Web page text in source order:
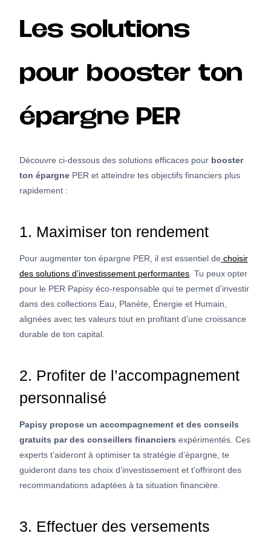
Les solutions
pour booster ton
épargne PER
Découvre ci-dessous des solutions efficaces pour booster
ton épargne PER et atteindre tes objectifs financiers plus
rapidement :
1. Maximiser ton rendement
Pour augmenter ton épargne PER, il est essentiel de choisir
des solutions d’investissement performantes . Tu peux opter
pour le PER Papisy éco-responsable qui te permet d’investir
dans des collections Eau, Planète, Énergie et Humain,
alignées avec tes valeurs tout en profitant d’une croissance
durable de ton capital.
2. Profiter de l’accompagnement
personnalisé
Papisy propose un accompagnement et des conseils
gratuits par des conseillers financiers expérimentés. Ces
experts t’aideront à optimiser ta stratégie d’épargne, te
guideront dans tes choix d’investissement et t’offriront des
recommandations adaptées à ta situation financière.
3. Effectuer des versements